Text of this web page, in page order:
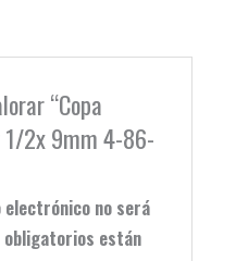
“Copa
1/2x 9mm 4-86-
no será
obligatorios están